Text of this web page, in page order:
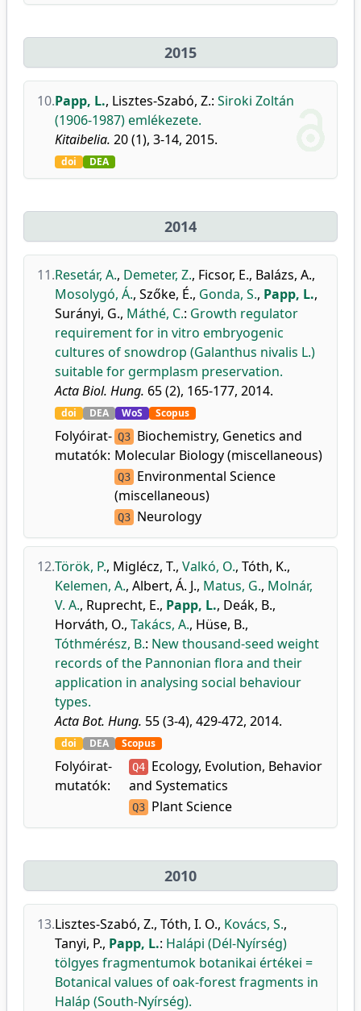
2015
10.Papp, L., Lisztes-Szabó, Z.: Siroki Zoltán
(1906-1987) emlékezete.
Kitaibelia. 20 (1), 3-14, 2015.
doi DEA
2014
11.Resetár, A., Demeter, Z., Ficsor, E., Balázs, A.,
Mosolygó, Á., Szőke, É., Gonda, S., Papp, L.,
Surányi, G., Máthé, C.: Growth regulator
requirement for in vitro embryogenic
cultures of snowdrop (Galanthus nivalis L.)
suitable for germplasm preservation.
Acta Biol. Hung. 65 (2), 165-177, 2014.
doi DEA WoS Scopus
Folyóirat-
mutatók:
Q3 Biochemistry, Genetics and
Molecular Biology (miscellaneous)
Q3 Environmental Science
(miscellaneous)
Q3 Neurology
12.Török, P., Miglécz, T., Valkó, O., Tóth, K.,
Kelemen, A., Albert, Á. J., Matus, G., Molnár,
V. A., Ruprecht, E., Papp, L., Deák, B.,
Horváth, O., Takács, A., Hüse, B.,
Tóthmérész, B.: New thousand-seed weight
records of the Pannonian flora and their
application in analysing social behaviour
types.
Acta Bot. Hung. 55 (3-4), 429-472, 2014.
doi DEA Scopus
Folyóirat-
mutatók:
Q4 Ecology, Evolution, Behavior
and Systematics
Q3 Plant Science
2010
13.Lisztes-Szabó, Z., Tóth, I. O., Kovács, S.,
Tanyi, P., Papp, L.: Halápi (Dél-Nyírség)
tölgyes fragmentumok botanikai értékei =
Botanical values of oak-forest fragments in
Haláp (South-Nyírség).